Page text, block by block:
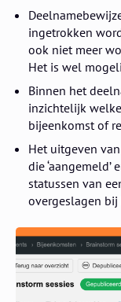
ingetrokken
ook niet meer
Het is wel
Binnen het
inzichtelijk
bijeenkomst of
Het uitgeven
die ‘aangemeld’
statussen van
overgeslagen